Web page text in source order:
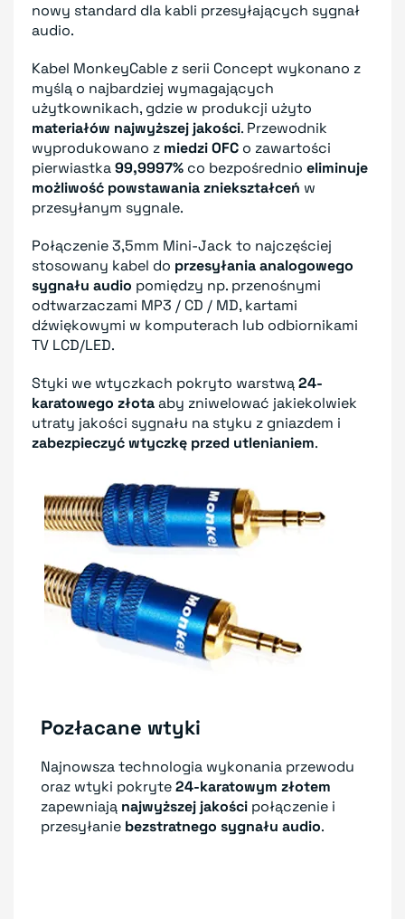
nowy standard dla kabli przesyłających sygnał
audio.
Kabel MonkeyCable z serii Concept wykonano z
myślą o najbardziej wymagających
użytkownikach, gdzie w produkcji użyto
materiałów najwyższej jakości. Przewodnik
wyprodukowano z miedzi OFC o zawartości
pierwiastka99,9997% co bezpośrednio eliminuje
możliwość powstawania zniekształceń w
przesyłanym sygnale.
Połączenie 3,5mm Mini-Jack to najczęściej
stosowany kabel do przesyłania analogowego
sygnału audio pomiędzy np. przenośnymi
odtwarzaczami MP3 / CD / MD, kartami
dźwiękowymi w komputerach lub odbiornikami
TV LCD/LED.
Styki we wtyczkach pokryto warstwą24-
karatowego złotaaby zniwelować jakiekolwiek
utraty jakości sygnału na styku z gniazdem i
zabezpieczyć wtyczkę przed utlenianiem.
Pozłacane wtyki
Najnowsza technologia wykonania przewodu
oraz wtyki pokryte24-karatowym złotem
zapewniają najwyższej jakości połączenie i
przesyłanie bezstratnego sygnału audio.